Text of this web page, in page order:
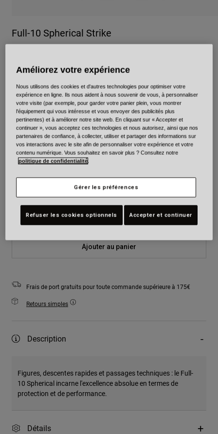
Full-10 Spherical Strike
699,99 €
Couleur -
Taille Tableau des tailles
XS S M L XL 2XL
Ajouter au panier
Frais de port gratuits pour toute commande supérieure à 175€
Retours simples
Description
Figures, descentes rapides et passages techniques : le Full-
10 Spherical incarne l'excellence absolue en termes de
protection et de performance.
Détails
Améliorez votre expérience
Nous utilisons des cookies et d'autres technologies pour optimiser votre
expérience en ligne. Ils nous aident à nous souvenir de vous, à personnaliser
votre visite (par exemple, pour garder votre panier plein, vous montrer
l'équipement qui vous intéresse et vous envoyer des publicités plus
pertinentes) et à améliorer notre site web. En cliquant sur « Accepter et
continuer », vous acceptez ces technologies et nous autorisez, ainsi que nos
partenaires de confiance, à collecter, utiliser et partager des informations sur
vos interactions avec le site afin de personnaliser votre expérience et votre
contenu numérique. Vous souhaitez en savoir plus ? Consultez notre
politique de confidentialité.
Gérer les préférences
Refuser les cookies optionnels Accepter et continuer